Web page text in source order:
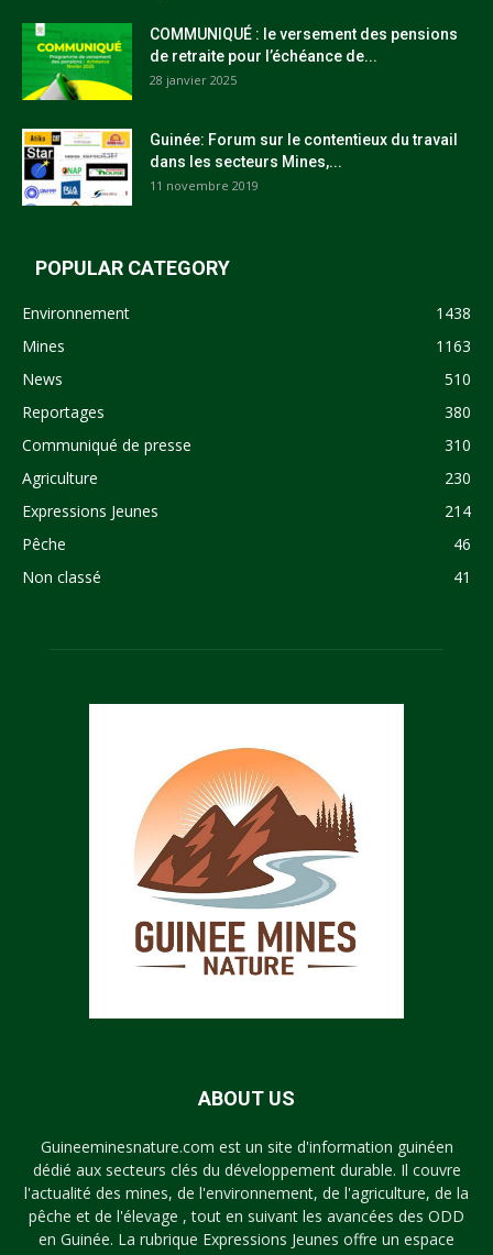
COMMUNIQUÉ : le versement des pensions
de retraite pour l’échéance de...
28 janvier 2025
Guinée: Forum sur le contentieux du travail
dans les secteurs Mines,...
11 novembre 2019
POPULAR CATEGORY
Environnement
1438
Mines
1163
News
510
Reportages
380
Communiqué de presse
310
Agriculture
230
Expressions Jeunes
214
Pêche
46
Non classé
41
ABOUT US
Guineeminesnature.com est un site d'information guinéen
dédié aux secteurs clés du développement durable. Il couvre
l'actualité des mines, de l'environnement, de l'agriculture, de la
pêche et de l'élevage , tout en suivant les avancées des ODD
en Guinée. La rubrique Expressions Jeunes offre un espace